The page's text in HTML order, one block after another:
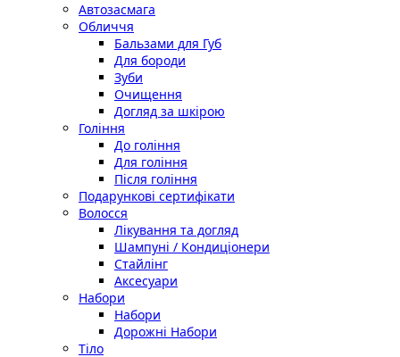
Автозасмага
Обличчя
Бальзами для Губ
Для бороди
Зуби
Очищення
Догляд за шкірою
Гоління
До гоління
Для гоління
Після гоління
Подарункові сертифікати
Волосся
Лікування та догляд
Шампуні / Кондиціонери
Стайлінг
Аксесуари
Набори
Набори
Дорожні Набори
Тіло